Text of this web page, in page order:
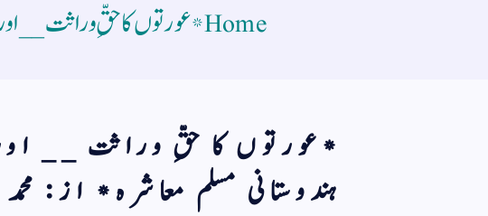
Home*عورتوں کا حقِّ وراثت __
*عورتوں کا حقِّ وراثت __
ہندوستانی مسلم معاشرہ* از: